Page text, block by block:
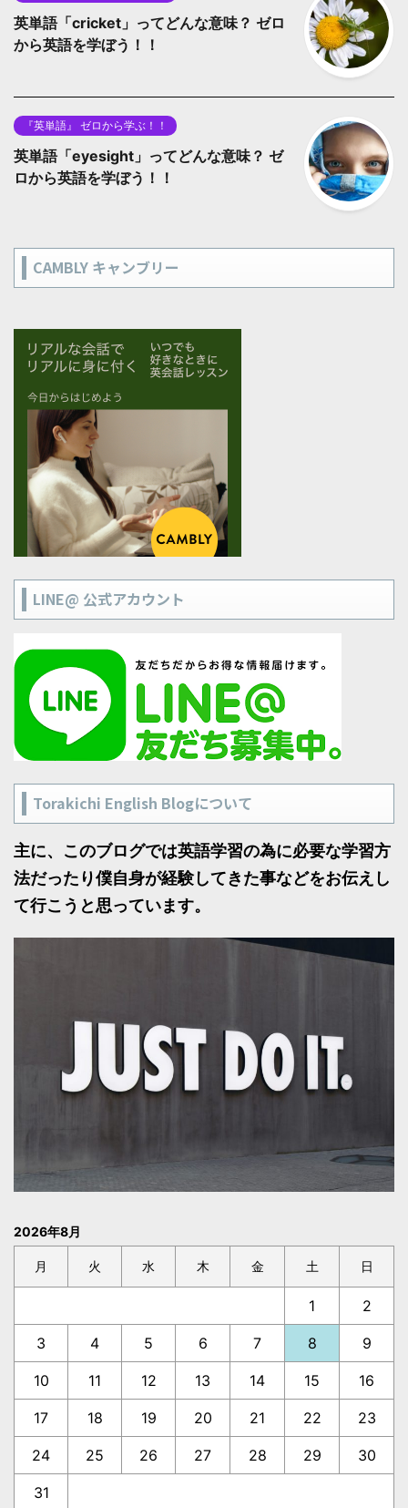
英単語「cricket」ってどんな意味？ ゼロ
から英語を学ぼう！！
『英単語』 ゼロから学ぶ！！
英単語「eyesight」ってどんな意味？ ゼ
ロから英語を学ぼう！！
CAMBLY キャンブリー
LINE@ 公式アカウント
Torakichi English Blogについて
主に、このブログでは英語学習の為に必要な学習方
法だったり僕自身が経験してきた事などをお伝えし
て行こうと思っています。
2026年8月
月 火 水 木 金 土 日
1 2
3 4 5 6 7 8 9
10 11 12 13 14 15 16
17 18 19 20 21 22 23
24 25 26 27 28 29 30
31